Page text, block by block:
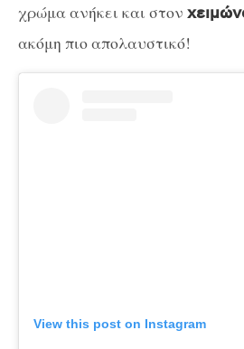
χρώμα ανήκει και στον
ακόμη πιο απολαυστικό!
View this post on Instagram